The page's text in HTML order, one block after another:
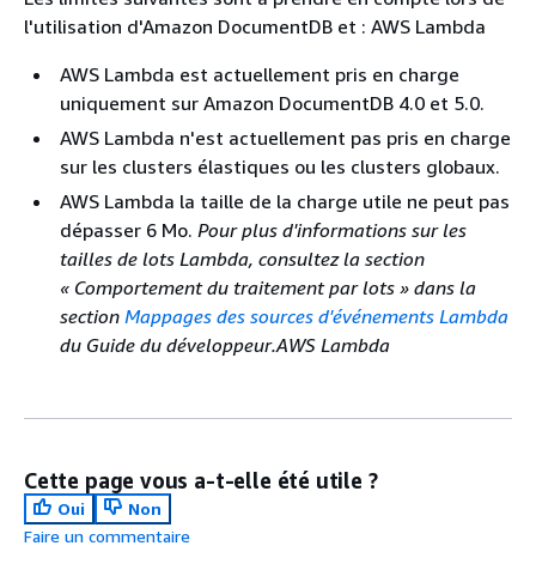
l'utilisation d'Amazon DocumentDB et : AWS Lambda
AWS Lambda est actuellement pris en charge
uniquement sur Amazon DocumentDB 4.0 et 5.0.
AWS Lambda n'est actuellement pas pris en charge
sur les clusters élastiques ou les clusters globaux.
AWS Lambda la taille de la charge utile ne peut pas
dépasser 6 Mo. Pour plus d'informations sur les
tailles de lots Lambda, consultez la section
« Comportement du traitement par lots » dans la
section Mappages des sources d'événements Lambda
du Guide du développeur.AWS Lambda
Cette page vous a-t-elle été utile ?
Oui
Non
Faire un commentaire